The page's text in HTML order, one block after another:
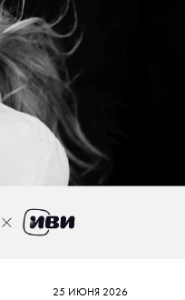
25 ИЮНЯ 2026